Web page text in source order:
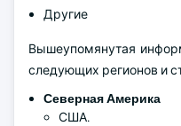
Другие
Вышеупомянутая
следующих регионов и
Северная Америка
США.